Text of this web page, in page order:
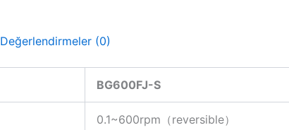
Değerlendirmeler (0)
BG600FJ-S
0.1~600rpm（reversible）